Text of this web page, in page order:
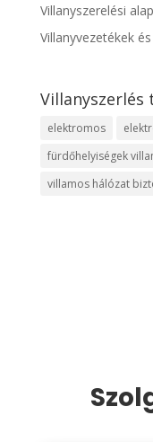
Villanyszerelési
Villanyvezetékek
Villanyszerlés
elektromos
fürdőhelyiségek
villamos hálózat